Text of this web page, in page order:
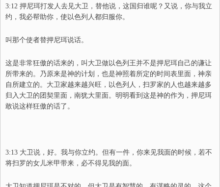
3:12 押尼珥打发人去见大卫，替他说，这国归谁呢？又说，你与我立
约，我必帮助你，使以色列人都归服你。
叫那个使者替押尼珥说话。
这是非常狂傲的话来的，叫大卫做以色列王并不是押尼珥自己的谦让
所带来的。乃原来是神的计划，也是神照着所定的时间表里面，神亲
自所建立的。大卫家越来越兴旺，以色列人，扫罗家的 人也越来越多
归入大卫的团契里面，南犹大里面。明明看到这是神的作为，押尼珥
敢说这样狂傲的话了。
3:13 大卫说，好。我与你立约。但有一件，你来见我面的时候，若不
将扫罗的女儿米甲带来，必不得见我的面。